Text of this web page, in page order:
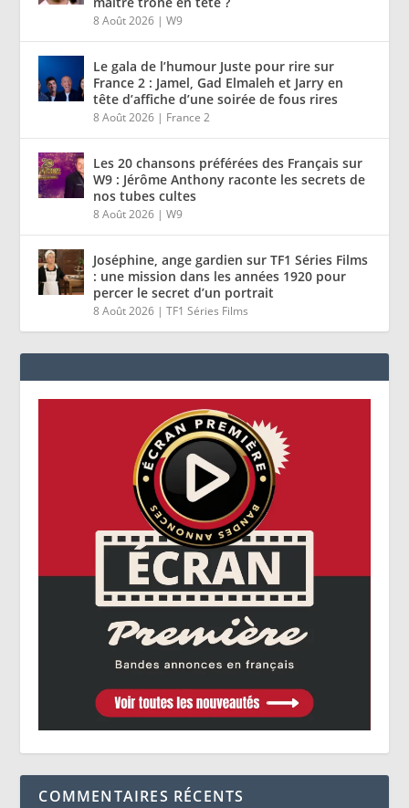
8 Août 2026 |W9
Le gala de l’humour Juste pour rire sur
France 2 : Jamel, Gad Elmaleh et Jarry en
tête d’affiche d’une soirée de fous rires
8 Août 2026 | France 2
Les 20 chansons préférées des Français sur
W9 : Jérôme Anthony raconte les secrets de
nos tubes cultes
8 Août 2026 |W9
Joséphine, ange gardien sur TF1 Séries Films
: une mission dans les années 1920 pour
percer le secret d’un portrait
8 Août 2026 |TF1 Séries Films
COMMENTAIRES RÉCENTS